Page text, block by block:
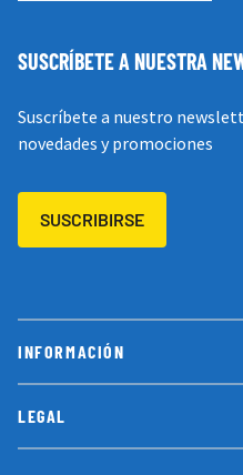
INFORMACIÓN
LEGAL
SUSCRÍBETE A NUESTRA
Suscríbete a nuestro
novedades y promociones
SUSCRIBIRSE